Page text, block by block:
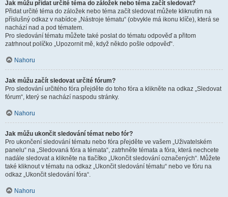
Jak můžu přidat určité téma do záložek nebo téma začít sledovat?
Přidat určité téma do záložek nebo téma začít sledovat můžete kliknutím na
příslušný odkaz v nabídce „Nástroje tématu“ (obvykle má ikonu klíče), která se
nachází nad a pod tématem.
Pro sledování tématu můžete také poslat do tématu odpověď a přitom
zatrhnout políčko „Upozornit mě, když někdo pošle odpověď“.
Nahoru
Jak můžu začít sledovat určité fórum?
Pro sledování určitého fóra přejděte do toho fóra a klikněte na odkaz „Sledovat
fórum“, který se nachází naspodu stránky.
Nahoru
Jak můžu ukončit sledování témat nebo fór?
Pro ukončení sledování tématu nebo fóra přejděte ve vašem „Uživatelském
panelu“ na „Sledovaná fóra a témata“, zatrhněte témata a fóra, která nechcete
nadále sledovat a klikněte na tlačítko „Ukončit sledování označených“. Můžete
také kliknout v tématu na odkaz „Ukončit sledování tématu“ nebo ve fóru na
odkaz „Ukončit sledování fóra“.
Nahoru